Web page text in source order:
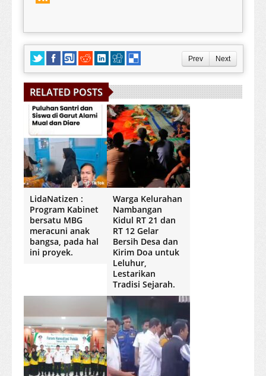
Prev Next
RELATED POSTS
LidaNatizen :
Program Kabinet
bersatu MBG
meracuni anak
bangsa, pada hal
ini proyek.
Warga Kelurahan
Nambangan
Kidul RT 21 dan
RT 12 Gelar
Bersih Desa dan
Kirim Doa untuk
Leluhur,
Lestarikan
Tradisi Sejarah.